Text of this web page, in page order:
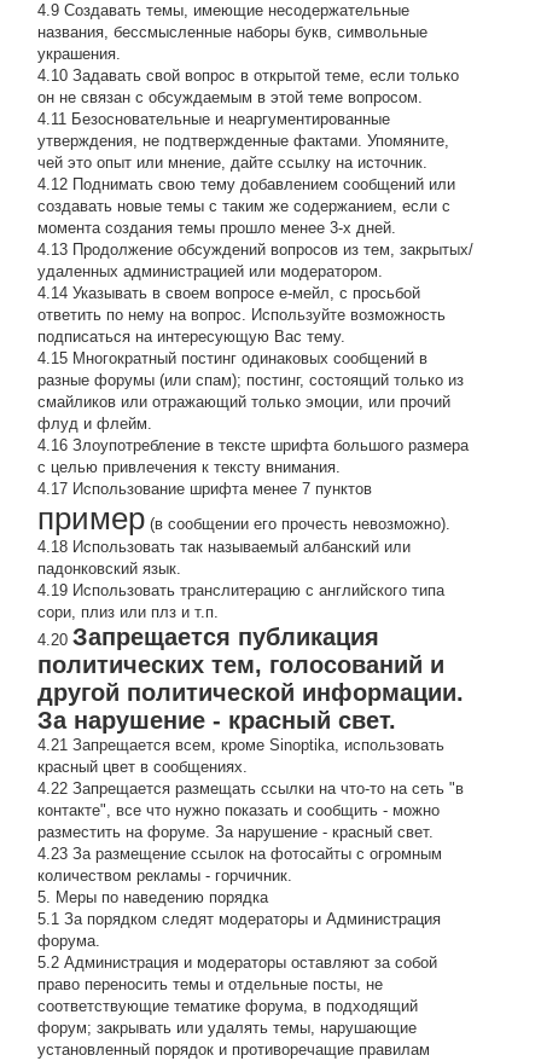
4.9 Создавать темы, имеющие несодержательные
названия, бессмысленные наборы букв, символьные
украшения.
4.10 Задавать свой вопрос в открытой теме, если только
он не связан с обсуждаемым в этой теме вопросом.
4.11 Безосновательные и неаргументированные
утверждения, не подтвержденные фактами. Упомяните,
чей это опыт или мнение, дайте ссылку на источник.
4.12 Поднимать свою тему добавлением сообщений или
создавать новые темы с таким же содержанием, если с
момента создания темы прошло менее 3-х дней.
4.13 Продолжение обсyждений вопросов из тем, закpытых/
удаленных администрацией или модератором.
4.14 Указывать в своем вопросе е-мейл, с просьбой
ответить по нему на вопрос. Используйте возможность
подписаться на интересующую Вас тему.
4.15 Многократный постинг одинаковых сообщений в
разные форумы (или спам); постинг, состоящий только из
смайликов или отражающий только эмоции, или прочий
флуд и флейм.
4.16 Злоупотребление в тексте шрифта большого размера
с целью привлечения к тексту внимания.
4.17 Использование шрифта менее 7 пунктов
пример (в сообщении его прочесть невозможно).
4.18 Использовать так называемый албанский или
падонковский язык.
4.19 Использовать транслитерацию с английского типа
сори, плиз или плз и т.п.
4.20Запрещается публикация
политических тем, голосований и
другой политической информации.
За нарушение - красный свет.
4.21 Запрещается всем, кроме Sinoptika, использовать
красный цвет в сообщениях.
4.22 Запрещается размещать ссылки на что-то на сеть "в
контакте", все что нужно показать и сообщить - можно
разместить на форуме. За нарушение - красный свет.
4.23 За размещение ссылок на фотосайты с огромным
количеством рекламы - горчичник.
5. Меры по наведению порядка
5.1 За порядком следят модераторы и Администрация
форума.
5.2 Администрация и модераторы оставляют за собой
право переносить темы и отдельные посты, не
соответствующие тематике форума, в подходящий
форум; закрывать или удалять темы, нарушающие
установленный порядок и противоречащие правилам